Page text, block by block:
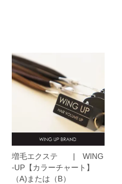
増毛エクステ | WING
-UP【カラーチャート】
（A)または（B）